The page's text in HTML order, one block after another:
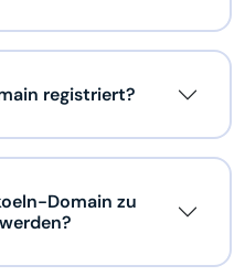
registriert?
Domain zu